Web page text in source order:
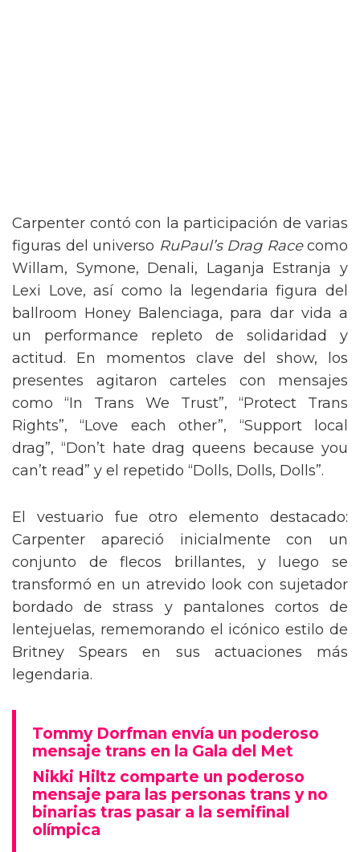
Carpenter contó con la participación de varias
figuras del universo
RuPaul’s Drag Race
como
Willam, Symone, Denali, Laganja Estranja y
Lexi Love, así como la legendaria figura del
ballroom Honey Balenciaga, para dar vida a
un performance repleto de solidaridad y
actitud. En momentos clave del show, los
presentes agitaron carteles con mensajes
como “In Trans We Trust”, “Protect Trans
Rights”, “Love each other”, “Support local
drag”, “Don’t hate drag queens because you
can’t read” y el repetido “Dolls, Dolls, Dolls”.
El vestuario fue otro elemento destacado:
Carpenter apareció inicialmente con un
conjunto de flecos brillantes, y luego se
transformó en un atrevido look con sujetador
bordado de strass y pantalones cortos de
lentejuelas, rememorando el icónico estilo de
Britney Spears en sus actuaciones más
legendaria.
Tommy Dorfman envía un poderoso
mensaje trans en la Gala del Met
Nikki Hiltz comparte un poderoso
mensaje para las personas trans y no
binarias tras pasar a la semifinal
olímpica